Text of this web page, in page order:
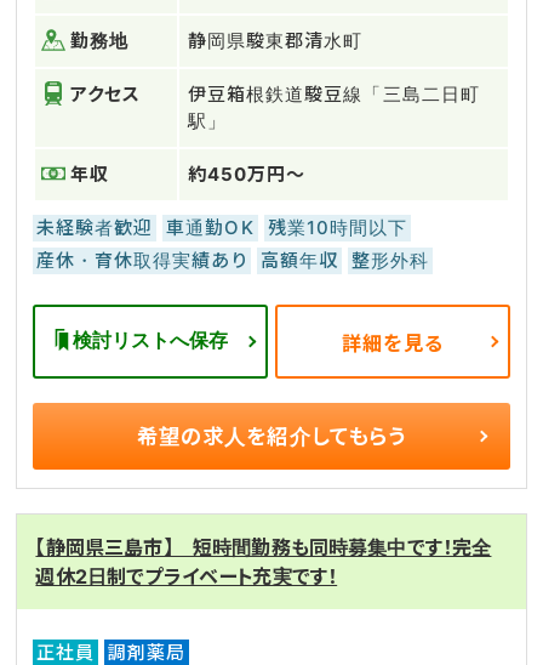
勤務地 静岡県駿東郡清水町
アクセス
伊豆箱根鉄道駿豆線「三島二日町
駅」
年収 約450万円～
未経験者歓迎 車通勤OK
残業10時間以下
産休・育休取得実績あり
高額年収 整形外科
検討リストへ保存 詳細を見る
希望の求人を紹介してもらう
【静岡県三島市】 短時間勤務も同時募集中です！完全
週休2日制でプライベート充実です！
正社員 調剤薬局